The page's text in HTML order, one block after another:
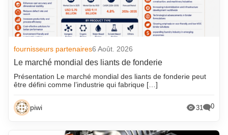
fournisseurs partenaires6 Août. 2026
Le marché mondial des liants de fonderie
Présentation Le marché mondial des liants de fonderie peut
être défini comme l’industrie qui fabrique […]
piwi 31 0